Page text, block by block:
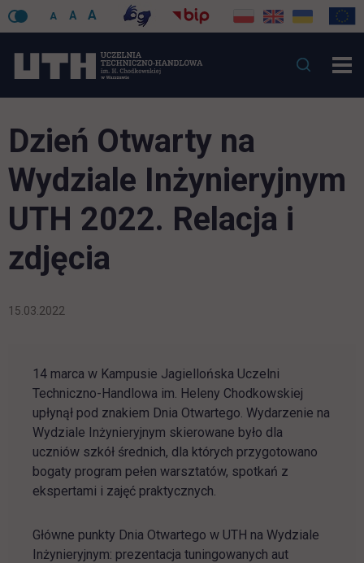
A A A
Dzień Otwarty na
Wydziale Inżynieryjnym
UTH 2022. Relacja i
zdjęcia
15.03.2022
14 marca w Kampusie Jagiellońska Uczelni
Techniczno-Handlowa im. Heleny Chodkowskiej
upłynął pod znakiem Dnia Otwartego. Wydarzenie na
Wydziale Inżynieryjnym skierowane było dla
uczniów szkół średnich, dla których przygotowano
bogaty program pełen warsztatów, spotkań z
ekspertami i zajęć praktycznych.
Główne punkty Dnia Otwartego w UTH na Wydziale
Inżynieryjnym: prezentacja tuningowanych aut